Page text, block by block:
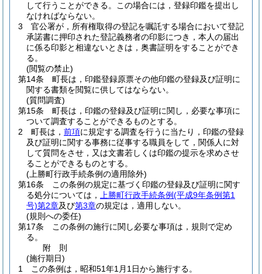
して行うことができる。
この場合には，登録印鑑を提出し
なければならない。
3
官公署が，所有権取得の登記を嘱託する場合において登記
承諾書に押印された登記義務者の印影につき，本人の届出
に係る印影と相違ないときは，奥書証明をすることができ
る。
(閲覧の禁止)
第14条
町長は，印鑑登録原票その他印鑑の登録及び証明に
関する書類を閲覧に供してはならない。
(質問調査)
第15条
町長は，印鑑の登録及び証明に関し，必要な事項に
ついて調査することができるものとする。
2
町長は， 前項に規定する調査を行うに当たり，印鑑の登録
及び証明に関する事務に従事する職員をして，関係人に対
して質問をさせ，又は文書若しくは印鑑の提示を求めさせ
ることができるものとする。
(上勝町行政手続条例の適用除外)
第16条
この条例の規定に基づく印鑑の登録及び証明に関す
る処分については，
上勝町行政手続条例(平成9年条例第1
号)第2章及び第3章の規定は，適用しない。
(規則への委任)
第17条
この条例の施行に関し必要な事項は，規則で定め
る。
附 則
(施行期日)
1
この条例は，昭和51年1月1日から施行する。